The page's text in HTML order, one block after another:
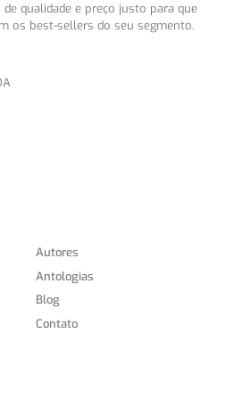
qualidade e preço justo para que
os best-sellers do seu segmento.
Autores
Antologias
Blog
Contato